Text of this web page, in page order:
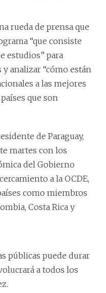
rueda de prensa que
“que consiste
estudios” para
analizar “cómo están
a las mejores
que son
de Paraguay,
martes con los
del Gobierno
a la OCDE,
como miembros
Costa Rica y
públicas puede durar
a todos los